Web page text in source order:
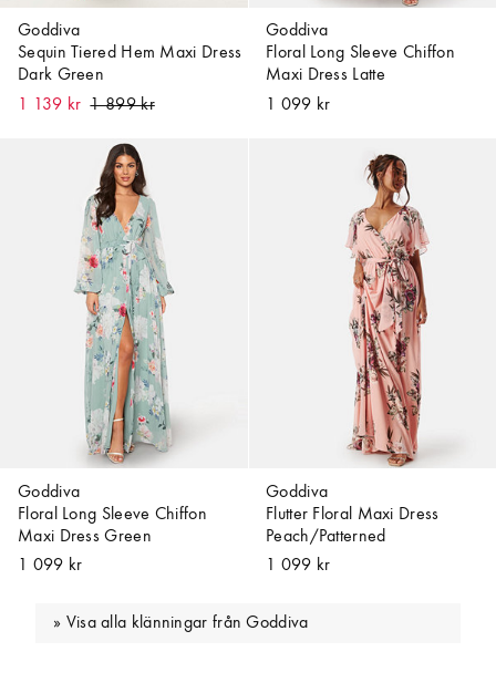
Goddiva
Sequin Tiered Hem Maxi Dress
Dark Green
1 139 kr
Goddiva
Floral Long Sleeve Chiffon
Maxi Dress Latte
1 099 kr
Goddiva
Floral Long Sleeve Chiffon
Maxi Dress Green
1 099 kr
Goddiva
Flutter Floral Maxi Dress
Peach/Patterned
1 099 kr
Visa alla klänningar från Goddiva